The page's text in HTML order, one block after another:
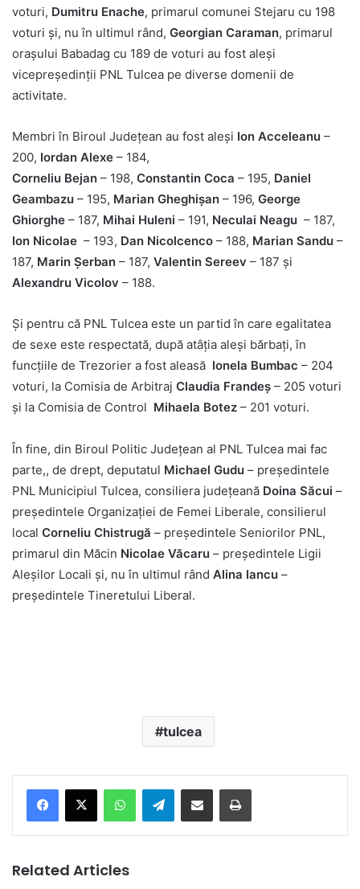
voturi, Dumitru Enache, primarul comunei Stejaru cu 198
voturi şi, nu în ultimul rând, Georgian Caraman, primarul
oraşului Babadag cu 189 de voturi au fost aleşi
vicepreşedinţii PNL Tulcea pe diverse domenii de
activitate.
Membri în Biroul Judeţean au fost aleşi Ion Acceleanu –
200, Iordan Alexe – 184,
Corneliu Bejan – 198, Constantin Coca – 195, Daniel
Geambazu – 195, Marian Gheghişan – 196, George
Ghiorghe – 187, Mihai Huleni – 191, Neculai Neagu – 187,
Ion Nicolae – 193, Dan Nicolcenco – 188, Marian Sandu –
187, Marin Șerban – 187, Valentin Sereev – 187 şi
Alexandru Vicolov – 188.
Şi pentru că PNL Tulcea este un partid în care egalitatea
de sexe este respectată, după atâţia aleşi bărbaţi, în
funcţiile de Trezorier a fost aleasă Ionela Bumbac – 204
voturi, la Comisia de Arbitraj Claudia Frandeș – 205 voturi
şi la Comisia de Control Mihaela Botez – 201 voturi.
În fine, din Biroul Politic Judeţean al PNL Tulcea mai fac
parte,, de drept, deputatul Michael Gudu – preşedintele
PNL Municipiul Tulcea, consiliera judeţeană Doina Săcui –
preşedintele Organizaţiei de Femei Liberale, consilierul
local Corneliu Chistrugă – preşedintele Seniorilor PNL,
primarul din Măcin Nicolae Văcaru – preşedintele Ligii
Aleşilor Locali şi, nu în ultimul rând Alina Iancu –
preşedintele Tineretului Liberal.
tulcea
Telegram
Related Articles